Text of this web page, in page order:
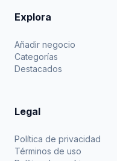
Explora
Añadir negocio
Categorías
Destacados
Legal
Política de privacidad
Términos de uso